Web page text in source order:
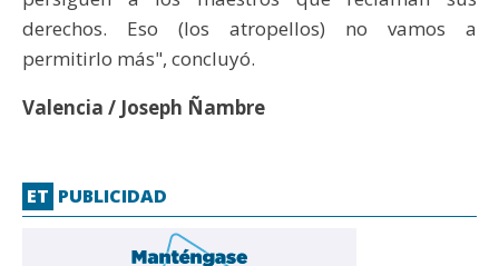
derechos. Eso (los atropellos) no vamos a
permitirlo más", concluyó.
Valencia / Joseph Ñambre
ET PUBLICIDAD